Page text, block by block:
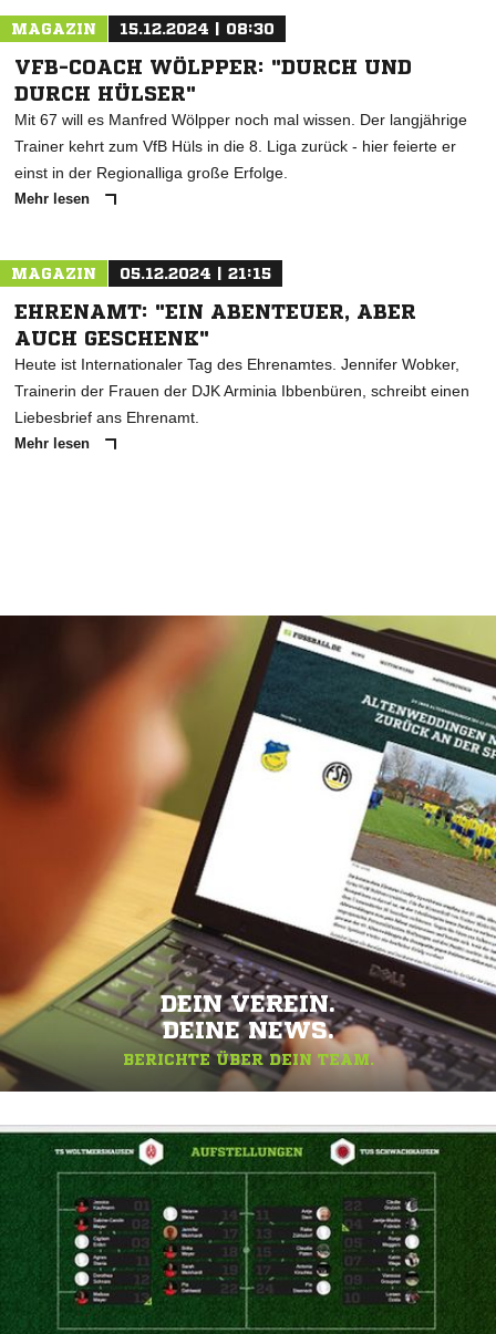
MAGAZIN 15.12.2024 | 08:30
VFB-COACH WÖLPPER: "DURCH UND
DURCH HÜLSER"
Mit 67 will es Manfred Wölpper noch mal wissen. Der langjährige
Trainer kehrt zum VfB Hüls in die 8. Liga zurück - hier feierte er
einst in der Regionalliga große Erfolge.
Mehr lesen
MAGAZIN 05.12.2024 | 21:15
EHRENAMT: "EIN ABENTEUER, ABER
AUCH GESCHENK"
Heute ist Internationaler Tag des Ehrenamtes. Jennifer Wobker,
Trainerin der Frauen der DJK Arminia Ibbenbüren, schreibt einen
Liebesbrief ans Ehrenamt.
Mehr lesen
DEIN VEREIN.
DEINE NEWS.
BERICHTE ÜBER DEIN TEAM.